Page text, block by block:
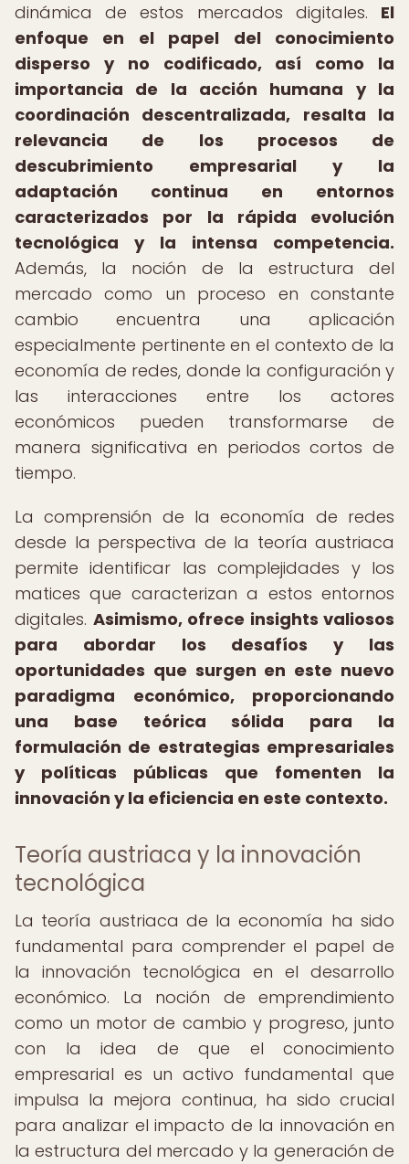
dinámica de estos mercados digitales. El
enfoque en el papel del conocimiento
disperso y no codificado, así como la
importancia de la acción humana y la
coordinación descentralizada, resalta la
relevancia de los procesos de
descubrimiento empresarial y la
adaptación continua en entornos
caracterizados por la rápida evolución
tecnológica y la intensa competencia.
Además, la noción de la estructura del
mercado como un proceso en constante
cambio encuentra una aplicación
especialmente pertinente en el contexto de la
economía de redes, donde la configuración y
las interacciones entre los actores
económicos pueden transformarse de
manera significativa en periodos cortos de
tiempo.
La comprensión de la economía de redes
desde la perspectiva de la teoría austriaca
permite identificar las complejidades y los
matices que caracterizan a estos entornos
digitales. Asimismo, ofrece insights valiosos
para abordar los desafíos y las
oportunidades que surgen en este nuevo
paradigma económico, proporcionando
una base teórica sólida para la
formulación de estrategias empresariales
y políticas públicas que fomenten la
innovación y la eficiencia en este contexto.
Teoría austriaca y la innovación
tecnológica
La teoría austriaca de la economía ha sido
fundamental para comprender el papel de
la innovación tecnológica en el desarrollo
económico. La noción de emprendimiento
como un motor de cambio y progreso, junto
con la idea de que el conocimiento
empresarial es un activo fundamental que
impulsa la mejora continua, ha sido crucial
para analizar el impacto de la innovación en
la estructura del mercado y la generación de